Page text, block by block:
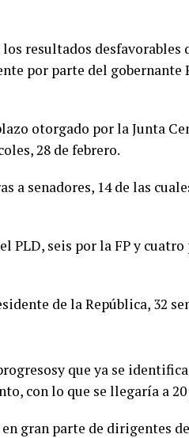
resultados desfavorables
por parte del
otorgado por la Junta
28 de febrero.
a senadores, 14 de las
PLD, seis por la FP y cuatro
de la República, 32
que ya se
con lo que se llegaría a
gran parte de dirigentes